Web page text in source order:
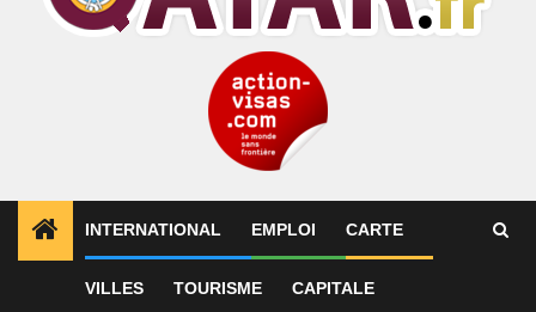
INTERNATIONAL EMPLOI CARTE
VILLES TOURISME CAPITALE
International